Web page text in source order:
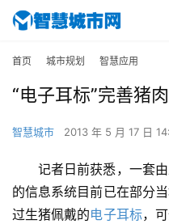
首页 城市规划 智慧应用
“电子耳标”完善猪
智慧城市 2013 年 5 月 17 日
记者日前获悉，一套
的信息系统目前已在部分
过生猪佩戴的电子耳标，